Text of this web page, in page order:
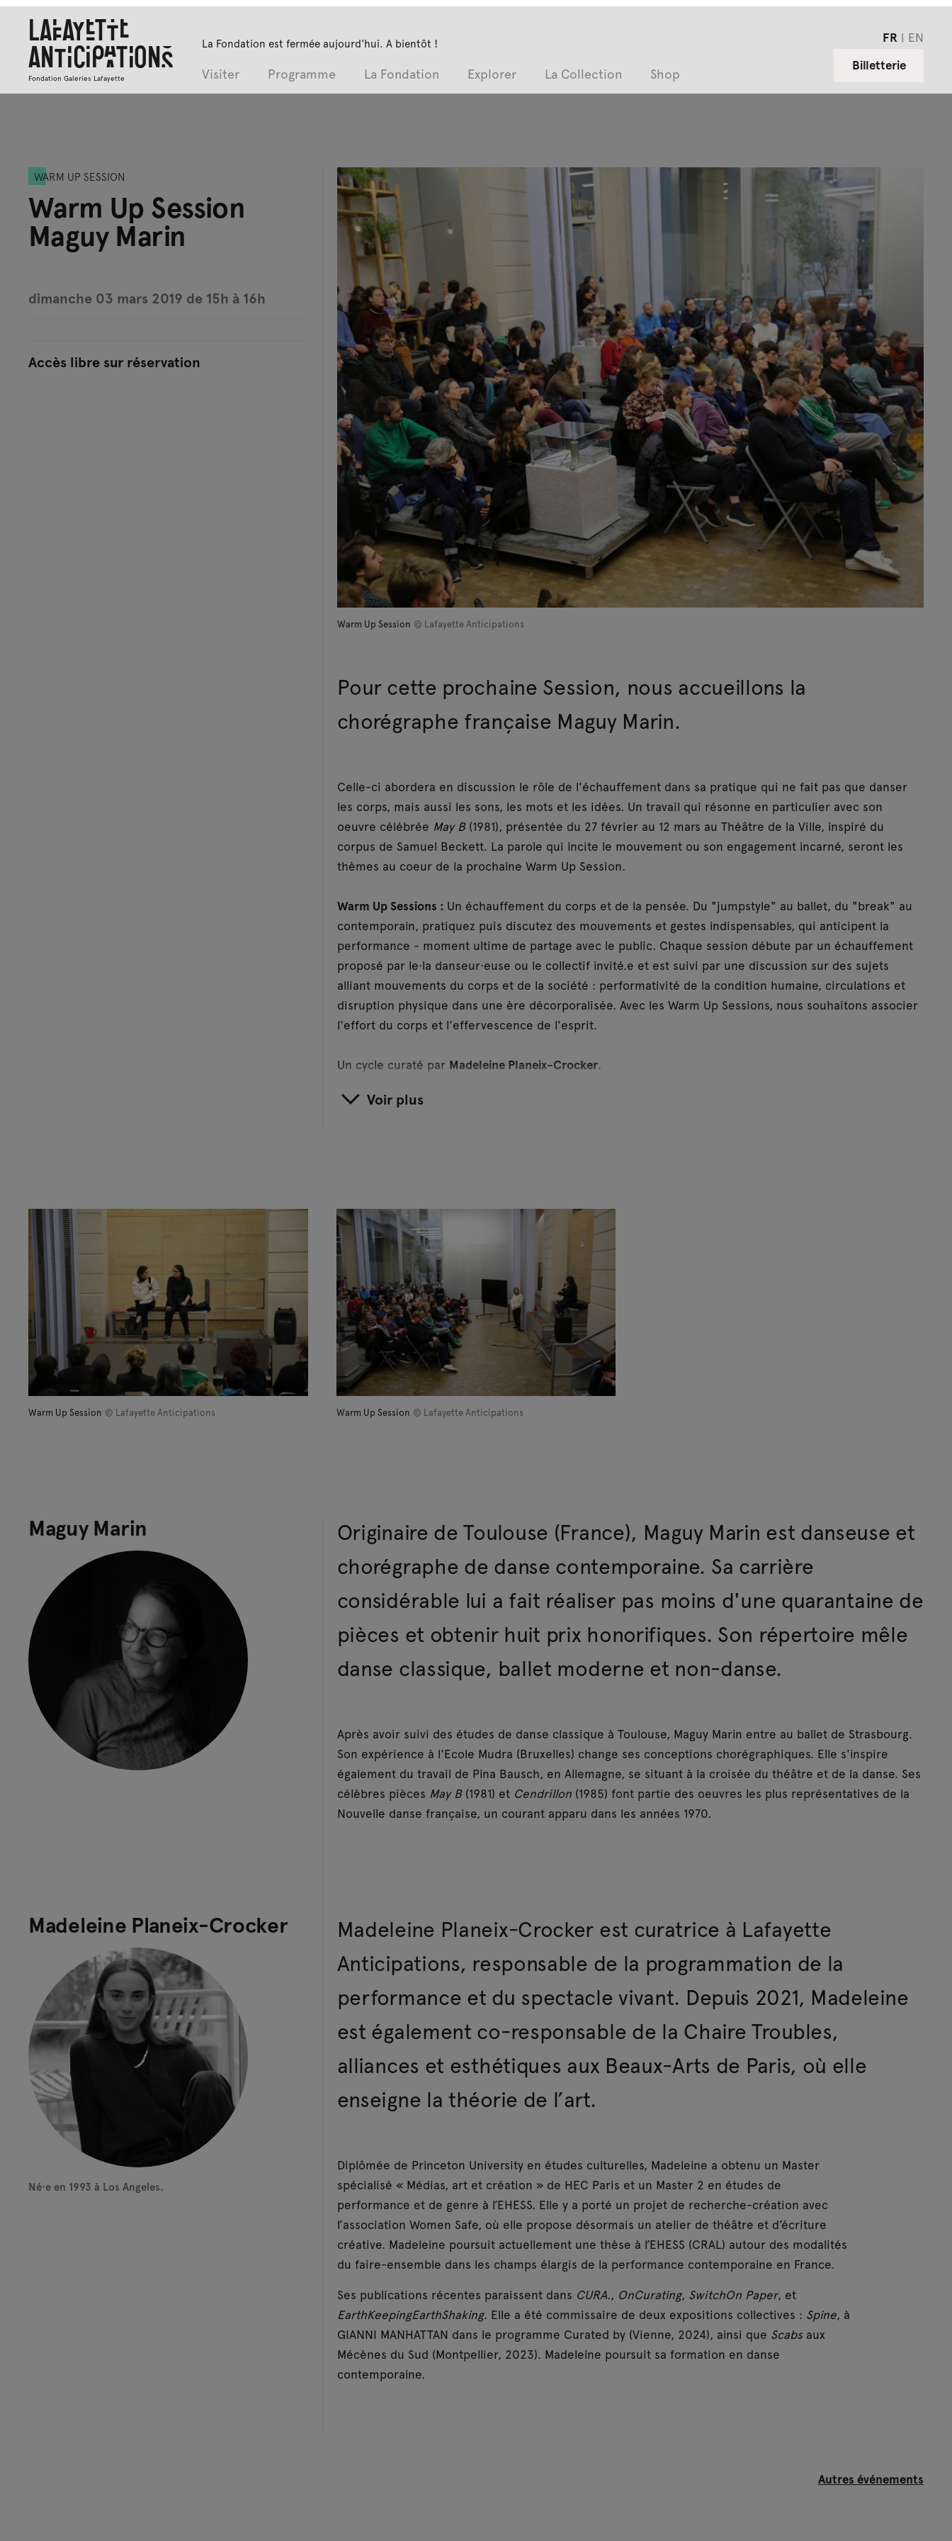
Lafayette
Anticipations
Fondation Galeries Lafayette
La Fondation est fermée aujourd'hui. A bientôt !
Visiter Programme La Fondation Explorer La Collection Shop
FR
EN
Billetterie
WARM UP SESSION
Warm Up Session
Maguy Marin
dimanche 03 mars 2019 de 15h à 16h
Accès libre sur réservation
Warm Up Session © Lafayette Anticipations
Pour cette prochaine Session, nous accueillons la
chorégraphe française Maguy Marin.
Celle-­ci abordera en discussion le rôle de l'échauffement dans sa pratique qui ne fait pas que danser
les corps, mais aussi les sons, les mots et les idées. Un travail qui résonne en particulier avec son
oeuvre célébrée May B (1981), présentée du 27 février au 12 mars au Théâtre de la Ville, inspiré du
corpus de Samuel Beckett. La parole qui incite le mouvement ou son engagement incarné, seront les
thèmes au coeur de la prochaine Warm Up Session.
Warm Up Sessions : Un échauffement du corps et de la pensée. Du "jumpstyle" au ballet, du "break" au
contemporain, pratiquez puis discutez des mouvements et gestes indispensables, qui anticipent la
performance - moment ultime de partage avec le public. Chaque session débute par un échauffement
proposé par le·la danseur·euse ou le collectif invité.e et est suivi par une discussion sur des sujets
alliant mouvements du corps et de la société : performativité de la condition humaine, circulations et
disruption physique dans une ère décorporalisée. Avec les Warm Up Sessions, nous souhaitons associer
l'effort du corps et l'effervescence de l'esprit.
Un cycle curaté par Madeleine Planeix-Crocker.
Voir plus
Warm Up Session © Lafayette Anticipations Warm Up Session © Lafayette Anticipations
Maguy Marin
Originaire de Toulouse (France), Maguy Marin est danseuse et
chorégraphe de danse contemporaine. Sa carrière
considérable lui a fait réaliser pas moins d'une quarantaine de
pièces et obtenir huit prix honorifiques. Son répertoire mêle
danse classique, ballet moderne et non-danse.
Après avoir suivi des études de danse classique à Toulouse, Maguy Marin entre au ballet de Strasbourg.
Son expérience à l'Ecole Mudra (Bruxelles) change ses conceptions chorégraphiques. Elle s'inspire
également du travail de Pina Bausch, en Allemagne, se situant à la croisée du théâtre et de la danse. Ses
célèbres pièces May B(1981) et Cendrillon(1985) font partie des oeuvres les plus représentatives de la
Nouvelle danse française, un courant apparu dans les années 1970.
Madeleine Planeix-Crocker
Né·e en 1993 à Los Angeles.
Madeleine Planeix-Crocker est curatrice à Lafayette
Anticipations, responsable de la programmation de la
performance et du spectacle vivant. Depuis 2021, Madeleine
est également co-responsable de la Chaire Troubles,
alliances et esthétiques aux Beaux-Arts de Paris, où elle
enseigne la théorie de l’art.
Diplômée de Princeton University en études culturelles, Madeleine a obtenu un Master
spécialisé « Médias, art et création » de HEC Paris et un Master 2 en études de
performance et de genre à l’EHESS. Elle y a porté un projet de recherche-création avec
l’association Women Safe, où elle propose désormais un atelier de théâtre et d’écriture
créative. Madeleine poursuit actuellement une thèse à l’EHESS (CRAL) autour des modalités
du faire-ensemble dans les champs élargis de la performance contemporaine en France.
Ses publications récentes paraissent dans CURA., OnCurating, SwitchOn Paper, et
EarthKeepingEarthShaking. Elle a été commissaire de deux expositions collectives : Spine, à
GIANNI MANHATTAN dans le programme Curated by (Vienne, 2024), ainsi que Scabsaux
Mécènes du Sud (Montpellier, 2023). Madeleine poursuit sa formation en danse
contemporaine.
Autres événements